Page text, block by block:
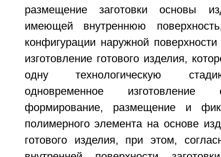
размещение заготовки основы
имеющей внутреннюю
конфигурации наружной
изготовление готового изделия,
одну технологическую
одновременное изготовление
формирование, размещение и
полимерного элемента на основе
готового изделия, при этом,